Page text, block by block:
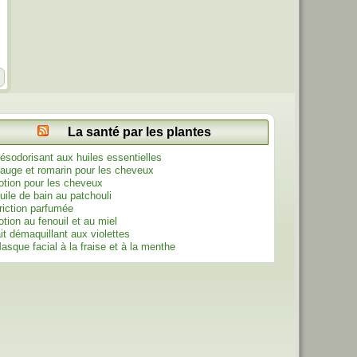
La santé par les plantes
aux huiles essentielles
et romarin pour les cheveux
pour les cheveux
de bain au patchouli
parfumée
au fenouil et au miel
démaquillant aux violettes
facial à la fraise et à la menthe